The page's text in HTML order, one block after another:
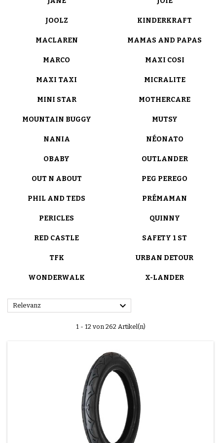
JOOLZ KINDERKRAFT
MACLAREN MAMAS AND PAPAS
MARCO MAXI COSI
MAXI TAXI MICRALITE
MINI STAR MOTHERCARE
MOUNTAIN BUGGY MUTSY
NANIA NÉONATO
OBABY OUTLANDER
OUT N ABOUT PEG PEREGO
PHIL AND TEDS PRÉMAMAN
PERICLES QUINNY
RED CASTLE SAFETY 1 ST
TFK URBAN DETOUR
WONDERWALK X-LANDER
Relevanz 
1 - 12 von 262 Artikel(n)